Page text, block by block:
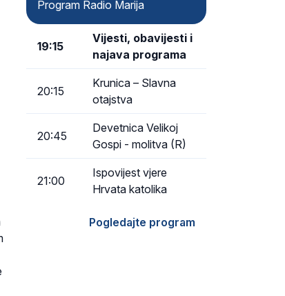
Program Radio Marija
19:15
Vijesti, obavijesti i
najava programa
20:15
Krunica – Slavna
otajstva
20:45
Devetnica Velikoj
Gospi - molitva (R)
21:00
Ispovijest vjere
Hrvata katolika
Pogledajte program